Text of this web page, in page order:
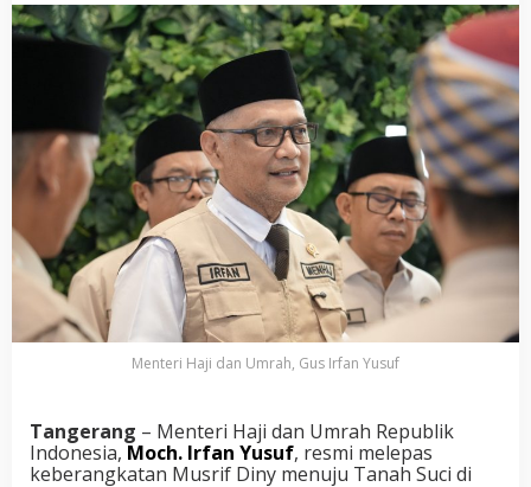
Menteri Haji dan Umrah, Gus Irfan Yusuf
Tangerang – Menteri Haji dan Umrah Republik
Indonesia, Moch. Irfan Yusuf, resmi melepas
keberangkatan Musrif Diny menuju Tanah Suci di